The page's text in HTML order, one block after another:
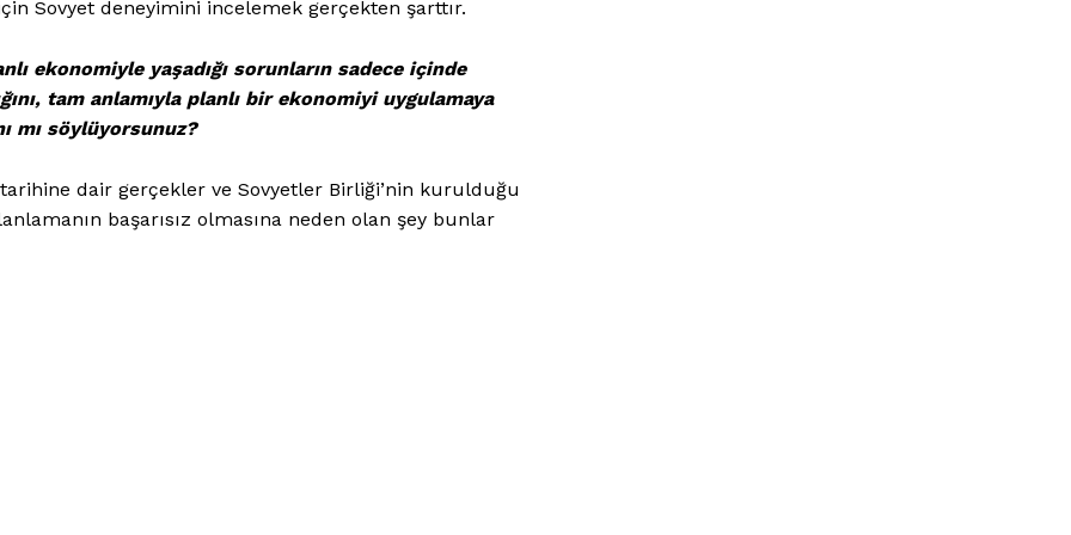
Sovyet deneyimini incelemek gerçekten şarttır.
ekonomiyle yaşadığı sorunların sadece içinde
tam anlamıyla planlı bir ekonomiyi uygulamaya
mı söylüyorsunuz?
dair gerçekler ve Sovyetler Birliği’nin kurulduğu
başarısız olmasına neden olan şey bunlar